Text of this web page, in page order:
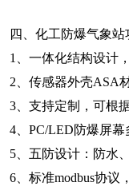
四、化工防爆气象站
1、一体化结构设计
2、传感器外壳ASA
3、支持定制，可根
4、PC/LED防爆屏
5、五防设计：防水
6、标准modbus协